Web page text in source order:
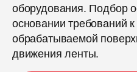
оборудования. Подбор
основании требований
обрабатываемой
движения ленты.